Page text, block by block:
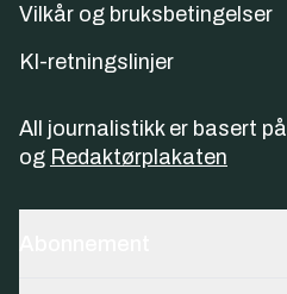
Vilkår og bruksbetingelser
KI-retningslinjer
All journalistikk er basert på
og Redaktørplakaten